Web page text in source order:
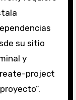
su sitio
y
project